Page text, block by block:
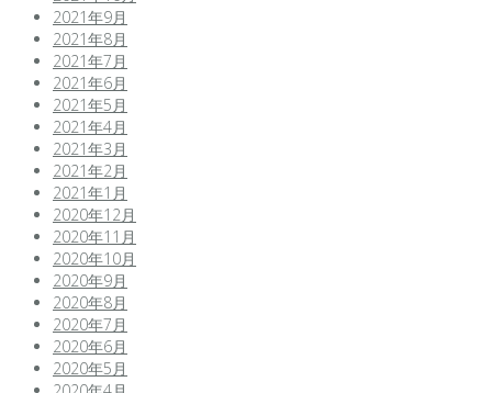
2021年9月
2021年8月
2021年7月
2021年6月
2021年5月
2021年4月
2021年3月
2021年2月
2021年1月
2020年12月
2020年11月
2020年10月
2020年9月
2020年8月
2020年7月
2020年6月
2020年5月